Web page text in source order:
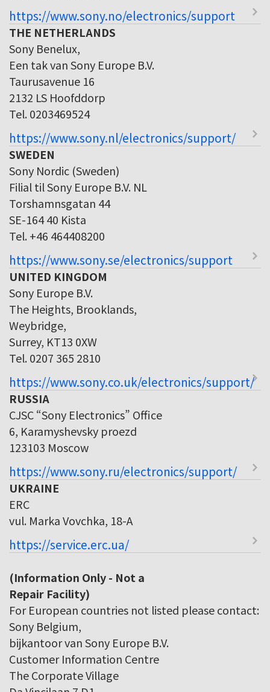
https://www.sony.no/electronics/support
THE NETHERLANDS
Sony Benelux,
Een tak van Sony Europe B.V.
Taurusavenue 16
2132 LS Hoofddorp
Tel. 0203469524
https://www.sony.nl/electronics/support/
SWEDEN
Sony Nordic (Sweden)
Filial til Sony Europe B.V. NL
Torshamnsgatan 44
SE-164 40 Kista
Tel. +46 464408200
https://www.sony.se/electronics/support
UNITED KINGDOM
Sony Europe B.V.
The Heights, Brooklands,
Weybridge,
Surrey, KT13 0XW
Tel. 0207 365 2810
https://www.sony.co.uk/electronics/support/
RUSSIA
CJSC “Sony Electronics” Office
6, Karamyshevsky proezd
123103 Moscow
https://www.sony.ru/electronics/support/
UKRAINE
ERC
vul. Marka Vovchka, 18-A
https://service.erc.ua/
(Information Only - Not a
Repair Facility)
For European countries not listed please contact:
Sony Belgium,
bijkantoor van Sony Europe B.V.
Customer Information Centre
The Corporate Village